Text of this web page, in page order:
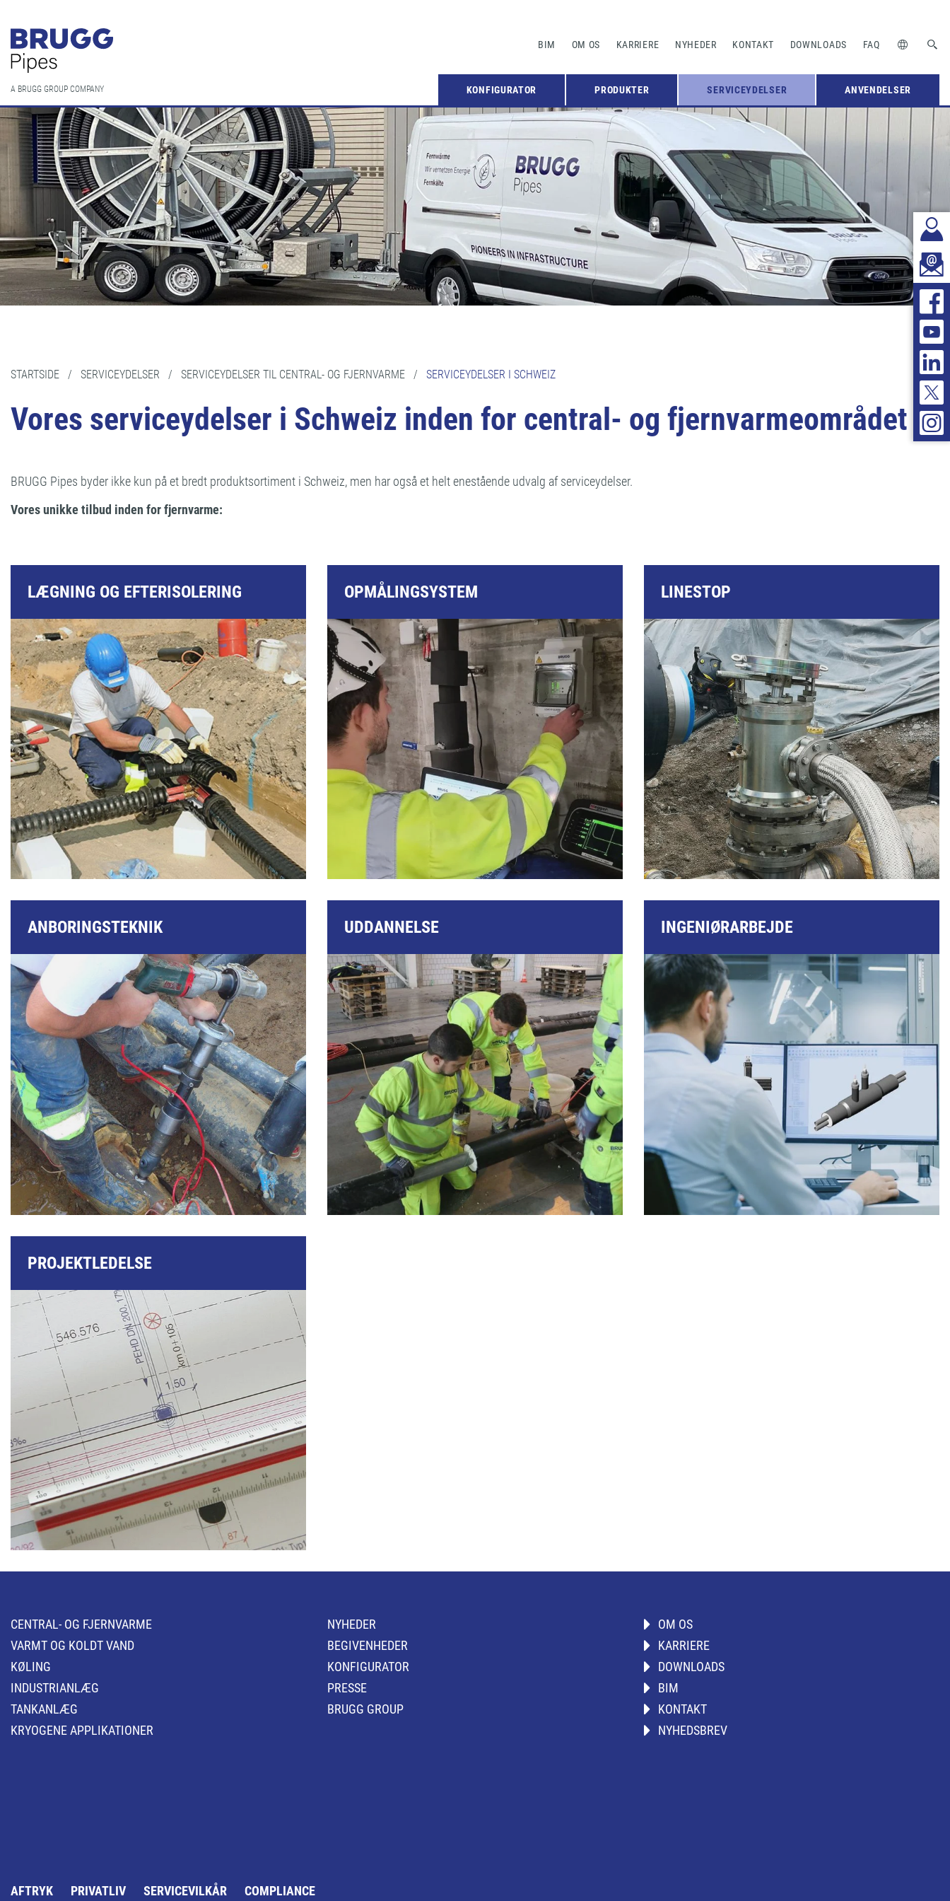
BIM OM OS KARRIERE NYHEDER KONTAKT DOWNLOADS FAQ
A BRUGG GROUP COMPANY KONFIGURATOR PRODUKTER SERVICEYDELSER ANVENDELSER
STARTSIDE / SERVICEYDELSER / SERVICEYDELSER TIL CENTRAL- OG FJERNVARME / SERVICEYDELSER I SCHWEIZ
Vores serviceydelser i Schweiz inden for central- og fjernvarmeområdet
BRUGG Pipes byder ikke kun på et bredt produktsortiment i Schweiz, men har også et helt enestående udvalg af serviceydelser.
Vores unikke tilbud inden for fjernvarme:
LÆGNING OG EFTERISOLERING OPMÅLINGSYSTEM LINESTOP
ANBORINGSTEKNIK UDDANNELSE INGENIØRARBEJDE
PROJEKTLEDELSE
CENTRAL- OG FJERNVARME
VARMT OG KOLDT VAND
KØLING
INDUSTRIANLÆG
TANKANLÆG
KRYOGENE APPLIKATIONER
NYHEDER
BEGIVENHEDER
KONFIGURATOR
PRESSE
BRUGG GROUP
OM OS
KARRIERE
DOWNLOADS
BIM
KONTAKT
NYHEDSBREV
AFTRYK PRIVATLIV SERVICEVILKÅR COMPLIANCE